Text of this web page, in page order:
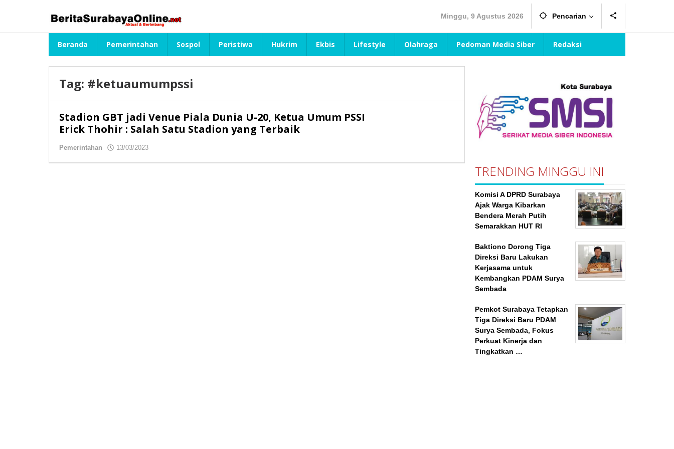
Minggu, 9 Agustus 2026 Pencarian
Beranda Pemerintahan Sospol Peristiwa Hukrim Ekbis Lifestyle Olahraga Pedoman Media Siber Redaksi
Tag: #ketuaumumpssi
Stadion GBT jadi Venue Piala Dunia U-20, Ketua Umum PSSI
Erick Thohir : Salah Satu Stadion yang Terbaik
Pemerintahan 13/03/2023
TRENDING MINGGU INI
Komisi A DPRD Surabaya
Ajak Warga Kibarkan
Bendera Merah Putih
Semarakkan HUT RI
Baktiono Dorong Tiga
Direksi Baru Lakukan
Kerjasama untuk
Kembangkan PDAM Surya
Sembada
Pemkot Surabaya Tetapkan
Tiga Direksi Baru PDAM
Surya Sembada, Fokus
Perkuat Kinerja dan
Tingkatkan …